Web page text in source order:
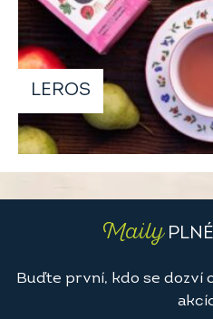
LEROS
Maily
Buďte první, kdo se dozví